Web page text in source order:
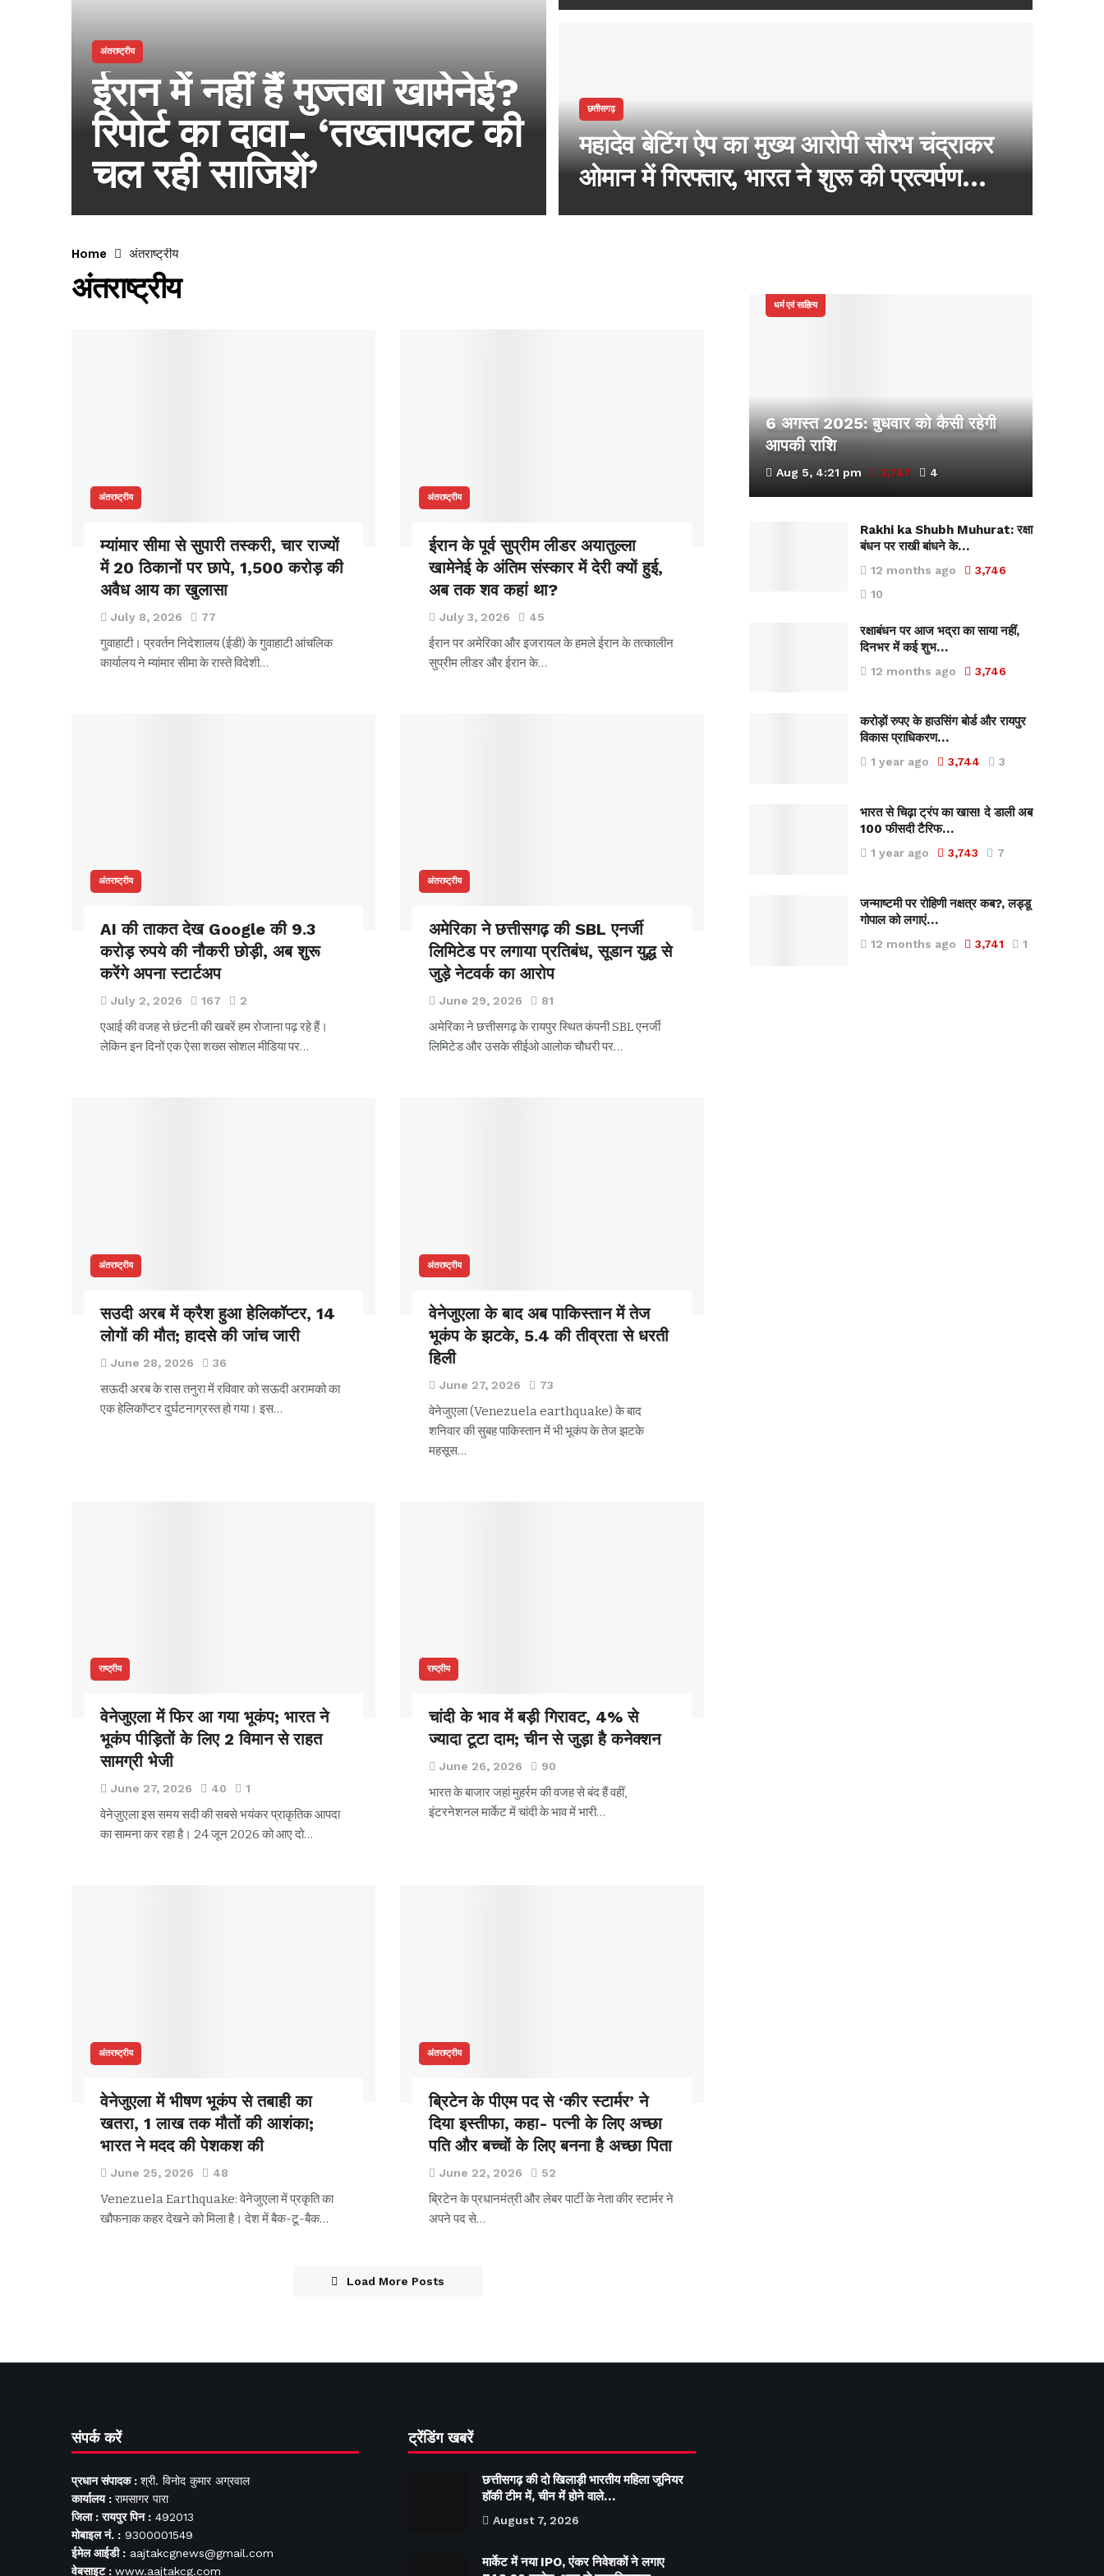
अंतराष्ट्रीय
ईरान में नहीं हैं मुज्तबा खामेनेई?
रिपोर्ट का दावा- ‘तख्तापलट की
चल रही साजिशें’
छत्तीसगढ़
महादेव बेटिंग ऐप का मुख्य आरोपी सौरभ चंद्राकर
ओमान में गिरफ्तार, भारत ने शुरू की प्रत्यर्पण
प्रक्रिया
Home अंतराष्ट्रीय
अंतराष्ट्रीय
अंतराष्ट्रीय
म्यांमार सीमा से सुपारी तस्करी, चार राज्यों
में 20 ठिकानों पर छापे, 1,500 करोड़ की
अवैध आय का खुलासा
July 8, 2026 77
गुवाहाटी। प्रवर्तन निदेशालय (ईडी) के गुवाहाटी आंचलिक
कार्यालय ने म्यांमार सीमा के रास्ते विदेशी…
अंतराष्ट्रीय
ईरान के पूर्व सुप्रीम लीडर अयातुल्ला
खामेनेई के अंतिम संस्कार में देरी क्यों हुई,
अब तक शव कहां था?
July 3, 2026 45
ईरान पर अमेरिका और इजरायल के हमले ईरान के तत्कालीन
सुप्रीम लीडर और ईरान के…
अंतराष्ट्रीय
AI की ताकत देख Google की 9.3
करोड़ रुपये की नौकरी छोड़ी, अब शुरू
करेंगे अपना स्टार्टअप
July 2, 2026 167 2
एआई की वजह से छंटनी की खबरें हम रोजाना पढ़ रहे हैं।
लेकिन इन दिनों एक ऐसा शख्स सोशल मीडिया पर…
अंतराष्ट्रीय
अमेरिका ने छत्तीसगढ़ की SBL एनर्जी
लिमिटेड पर लगाया प्रतिबंध, सूडान युद्ध से
जुड़े नेटवर्क का आरोप
June 29, 2026 81
अमेरिका ने छत्तीसगढ़ के रायपुर स्थित कंपनी SBL एनर्जी
लिमिटेड और उसके सीईओ आलोक चौधरी पर…
अंतराष्ट्रीय
सउदी अरब में क्रैश हुआ हेलिकॉप्टर, 14
लोगों की मौत; हादसे की जांच जारी
June 28, 2026 36
सऊदी अरब के रास तनुरा में रविवार को सऊदी अरामको का
एक हेलिकॉप्टर दुर्घटनाग्रस्त हो गया। इस…
अंतराष्ट्रीय
वेनेजुएला के बाद अब पाकिस्तान में तेज
भूकंप के झटके, 5.4 की तीव्रता से धरती
हिली
June 27, 2026 73
वेनेजुएला (Venezuela earthquake) के बाद
शनिवार की सुबह पाकिस्तान में भी भूकंप के तेज झटके
महसूस…
राष्ट्रीय
वेनेजुएला में फिर आ गया भूकंप; भारत ने
भूकंप पीड़ितों के लिए 2 विमान से राहत
सामग्री भेजी
June 27, 2026 40 1
वेनेज़ुएला इस समय सदी की सबसे भयंकर प्राकृतिक आपदा
का सामना कर रहा है। 24 जून 2026 को आए दो…
राष्ट्रीय
चांदी के भाव में बड़ी गिरावट, 4% से
ज्यादा टूटा दाम; चीन से जुड़ा है कनेक्शन
June 26, 2026 90
भारत के बाजार जहां मुहर्रम की वजह से बंद हैं वहीं,
इंटरनेशनल मार्केट में चांदी के भाव में भारी…
अंतराष्ट्रीय
वेनेजुएला में भीषण भूकंप से तबाही का
खतरा, 1 लाख तक मौतों की आशंका;
भारत ने मदद की पेशकश की
June 25, 2026 48
Venezuela Earthquake: वेनेजुएला में प्रकृति का
खौफनाक कहर देखने को मिला है। देश में बैक-टू-बैक…
अंतराष्ट्रीय
ब्रिटेन के पीएम पद से ‘कीर स्टार्मर’ ने
दिया इस्तीफा, कहा- पत्नी के लिए अच्छा
पति और बच्चों के लिए बनना है अच्छा पिता
June 22, 2026 52
ब्रिटेन के प्रधानमंत्री और लेबर पार्टी के नेता कीर स्टार्मर ने
अपने पद से…
Load More Posts
धर्म एवं साहित्य
6 अगस्त 2025: बुधवार को कैसी रहेगी
आपकी राशि
Aug 5, 4:21 pm 3,747 4
Rakhi ka Shubh Muhurat: रक्षा
बंधन पर राखी बांधने के…
12 months ago
3,746
10
रक्षाबंधन पर आज भद्रा का साया नहीं,
दिनभर में कई शुभ…
12 months ago 3,746
करोड़ों रुपए के हाउसिंग बोर्ड और रायपुर
विकास प्राधिकरण…
1 year ago 3,744 3
भारत से चिढ़ा ट्रंप का खास! दे डाली अब
100 फीसदी टैरिफ…
1 year ago 3,743 7
जन्माष्टमी पर रोहिणी नक्षत्र कब?, लड्डू
गोपाल को लगाएं…
12 months ago 3,741 1
संपर्क करें
प्रधान संपादक : श्री. विनोद कुमार अग्रवाल
कार्यालय : रामसागर पारा
जिला : रायपुर पिन : 492013
मोबाइल नं. : 9300001549
ईमेल आईडी : aajtakcgnews@gmail.com
वेबसाइट : www.aajtakcg.com
ट्रेंडिंग खबरें
छत्तीसगढ़ की दो खिलाड़ी भारतीय महिला जूनियर
हॉकी टीम में, चीन में होने वाले…
August 7, 2026
मार्केट में नया IPO, एंकर निवेशकों ने लगाए